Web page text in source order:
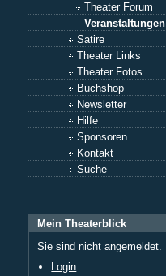
Theater Forum
Veranstaltungen
Satire
Theater Links
Theater Fotos
Buchshop
Newsletter
Hilfe
Sponsoren
Kontakt
Suche
Mein Theaterblick
Sie sind nicht angemeldet.
Login